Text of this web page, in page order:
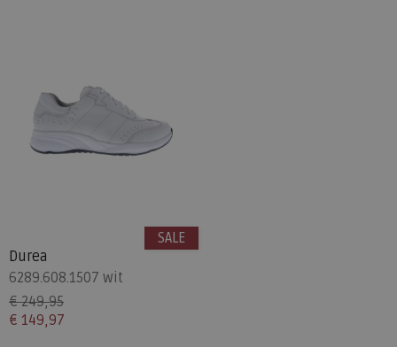
Durea
6289.608.1507 wit
€ 249,95
€ 149,97
SALE